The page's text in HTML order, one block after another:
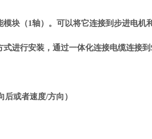
块（1轴）。可以将它连接到步进电
进行安装，通过一体化连接电缆连接到
或者速度/方向）